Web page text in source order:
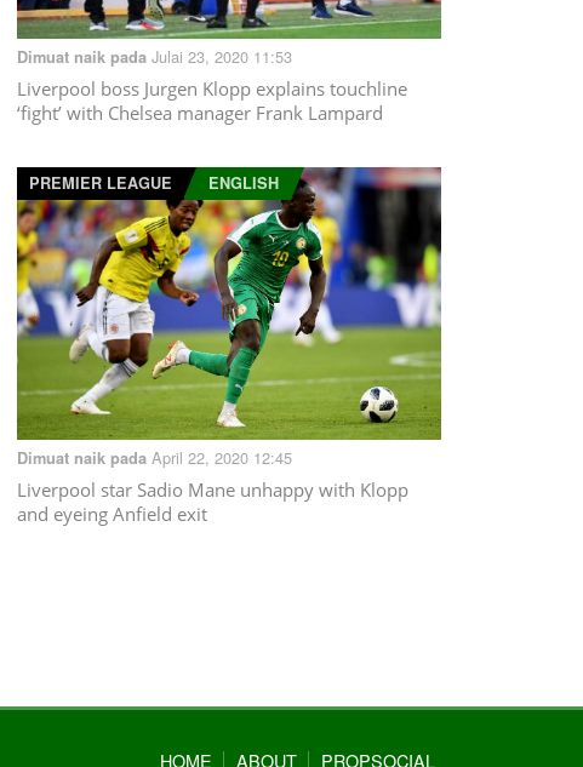
Dimuat naik pada Julai 23, 2020 11:53
Liverpool boss Jurgen Klopp explains touchline
‘fight’ with Chelsea manager Frank Lampard
PREMIER LEAGUE ENGLISH
Dimuat naik pada April 22, 2020 12:45
Liverpool star Sadio Mane unhappy with Klopp
and eyeing Anfield exit
HOME
ABOUT PROPSOCIAL